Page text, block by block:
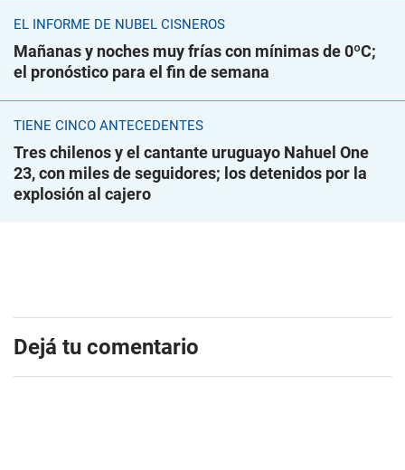
EL INFORME DE NUBEL CISNEROS
Mañanas y noches muy frías con mínimas de 0ºC;
el pronóstico para el fin de semana
TIENE CINCO ANTECEDENTES
Tres chilenos y el cantante uruguayo Nahuel One
23, con miles de seguidores; los detenidos por la
explosión al cajero
Dejá tu comentario